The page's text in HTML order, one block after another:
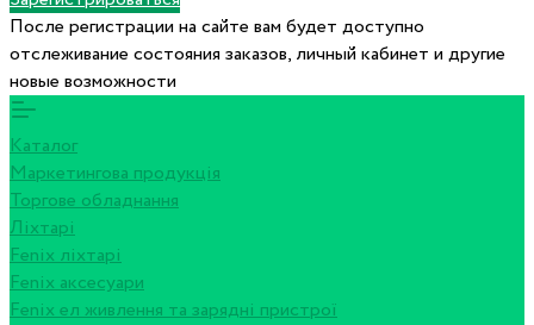
После регистрации на сайте вам будет доступно
отслеживание состояния заказов, личный кабинет и другие
новые возможности
Каталог
Маркетингова продукція
Торгове обладнання
Ліхтарі
Fenix ліхтарі
Fenix аксесуари
Fenix ел живлення та зарядні пристрої